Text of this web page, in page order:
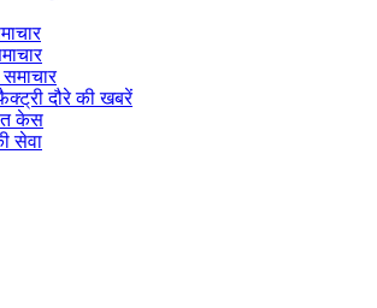
समाचार
दौरे की खबरें
केस
सेवा